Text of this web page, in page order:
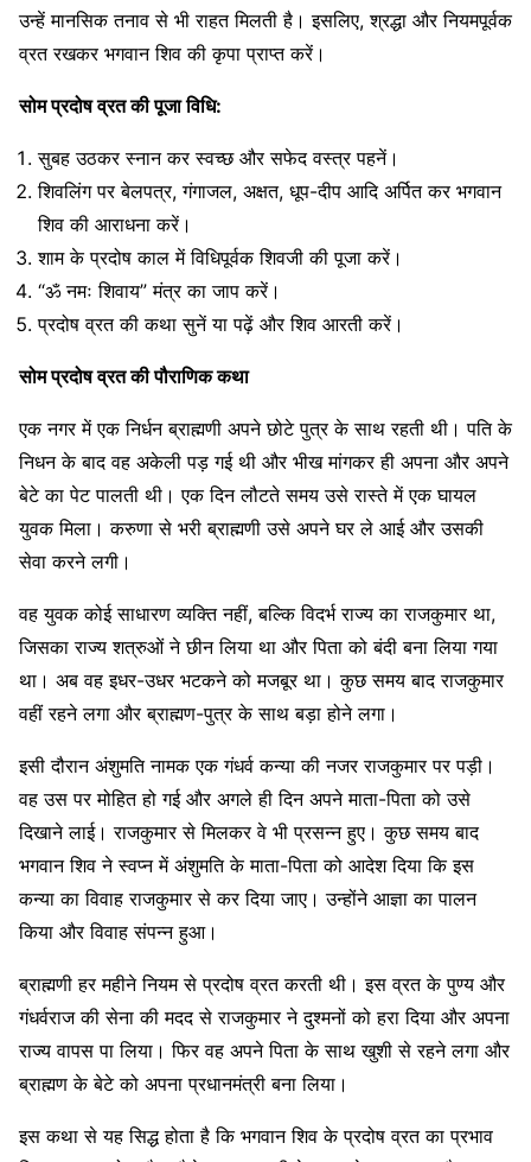
उन्हें मानसिक तनाव से भी राहत मिलती है। इसलिए, श्रद्धा और नियमपूर्वक
व्रत रखकर भगवान शिव की कृपा प्राप्त करें।
सोम प्रदोष व्रत की पूजा विधि:
सुबह उठकर स्नान कर स्वच्छ और सफेद वस्त्र पहनें।
शिवलिंग पर बेलपत्र, गंगाजल, अक्षत, धूप-दीप आदि अर्पित कर भगवान
शिव की आराधना करें।
शाम के प्रदोष काल में विधिपूर्वक शिवजी की पूजा करें।
“ॐ नमः शिवाय” मंत्र का जाप करें।
प्रदोष व्रत की कथा सुनें या पढ़ें और शिव आरती करें।
सोम प्रदोष व्रत की पौराणिक कथा
एक नगर में एक निर्धन ब्राह्मणी अपने छोटे पुत्र के साथ रहती थी। पति के
निधन के बाद वह अकेली पड़ गई थी और भीख मांगकर ही अपना और अपने
बेटे का पेट पालती थी। एक दिन लौटते समय उसे रास्ते में एक घायल
युवक मिला। करुणा से भरी ब्राह्मणी उसे अपने घर ले आई और उसकी
सेवा करने लगी।
वह युवक कोई साधारण व्यक्ति नहीं, बल्कि विदर्भ राज्य का राजकुमार था,
जिसका राज्य शत्रुओं ने छीन लिया था और पिता को बंदी बना लिया गया
था। अब वह इधर-उधर भटकने को मजबूर था। कुछ समय बाद राजकुमार
वहीं रहने लगा और ब्राह्मण-पुत्र के साथ बड़ा होने लगा।
इसी दौरान अंशुमति नामक एक गंधर्व कन्या की नजर राजकुमार पर पड़ी।
वह उस पर मोहित हो गई और अगले ही दिन अपने माता-पिता को उसे
दिखाने लाई। राजकुमार से मिलकर वे भी प्रसन्न हुए। कुछ समय बाद
भगवान शिव ने स्वप्न में अंशुमति के माता-पिता को आदेश दिया कि इस
कन्या का विवाह राजकुमार से कर दिया जाए। उन्होंने आज्ञा का पालन
किया और विवाह संपन्न हुआ।
ब्राह्मणी हर महीने नियम से प्रदोष व्रत करती थी। इस व्रत के पुण्य और
गंधर्वराज की सेना की मदद से राजकुमार ने दुश्मनों को हरा दिया और अपना
राज्य वापस पा लिया। फिर वह अपने पिता के साथ खुशी से रहने लगा और
ब्राह्मण के बेटे को अपना प्रधानमंत्री बना लिया।
इस कथा से यह सिद्ध होता है कि भगवान शिव के प्रदोष व्रत का प्रभाव